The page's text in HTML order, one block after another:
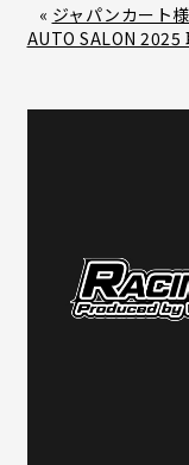
e
« ジャパンカート
AUTO SALON 2025